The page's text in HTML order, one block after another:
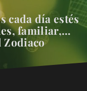
cada día estés
familiar,…
Zodiaco